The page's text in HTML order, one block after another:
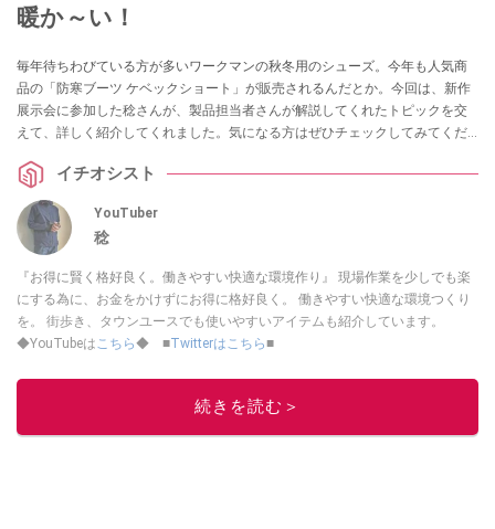
暖か～い！
毎年待ちわびている方が多いワークマンの秋冬用のシューズ。今年も人気商
品の「防寒ブーツ ケベックショート」が販売されるんだとか。今回は、新作
展示会に参加した稔さんが、製品担当者さんが解説してくれたトピックを交
えて、詳しく紹介してくれました。気になる方はぜひチェックしてみてくだ
イチオシスト
YouTuber
稔
『お得に賢く格好良く。働きやすい快適な環境作り』 現場作業を少しでも楽
にする為に、お金をかけずにお得に格好良く。 働きやすい快適な環境つくり
を。 街歩き、タウンユースでも使いやすいアイテムも紹介しています。
◆YouTubeは こちら◆ ■Twitterはこちら■
このイチオシストの他の記事を読む
続きを読む＞